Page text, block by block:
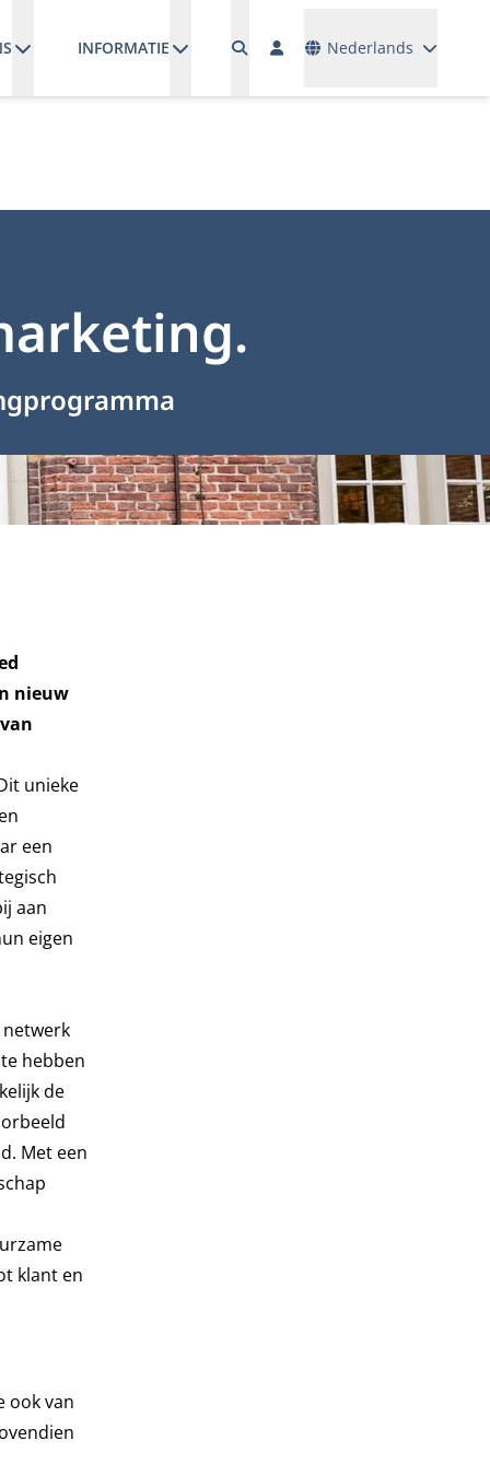
INFORMATIE Nederlands
nieuw
unieke
een
aan
eigen
hebben
de
Met een
klant en
ook van